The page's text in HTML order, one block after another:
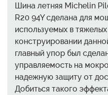
Шина летняя Michelin
R20 94Y сделана для
используемых в
конструировании
главный упор был
управляемость на
надежную защиту от
Добиться такого